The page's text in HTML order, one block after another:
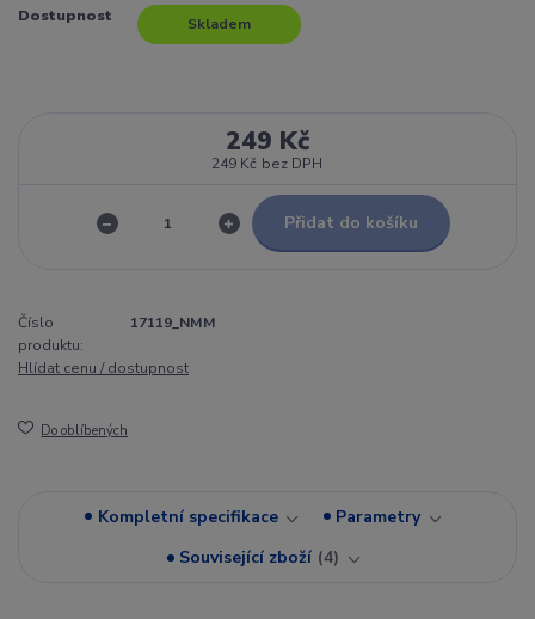
Dostupnost Skladem
249 Kč
249 Kč bez DPH
Přidat do košíku
Číslo
produktu:
17119_NMM
Hlídat cenu / dostupnost
Do oblíbených
Kompletní specifikace
Parametry
Související zboží 4